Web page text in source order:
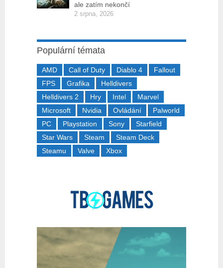
ale zatím nekončí
2 srpna, 2026
Populární témata
AMD Call of Duty Diablo 4
Fallout
FPS
Grafika
Helldivers
Helldivers 2
Hry Intel
Marvel
Microsoft
Nvidia Ovládání
Palworld
PC
Playstation Sony
Starfield
Star Wars
Steam
Steam Deck
Steamu
Valve Xbox